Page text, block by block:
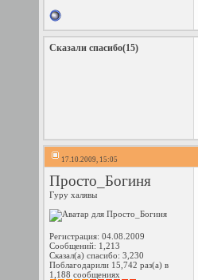
Сказали спасибо(15)
17.10.2009, 15:05
Просто_Богиня
Гуру халявы
Регистрация: 04.08.2009
Сообщений: 1,213
Сказал(а) спасибо: 3,230
Поблагодарили 15,742 раз(а) в
1,188 сообщениях